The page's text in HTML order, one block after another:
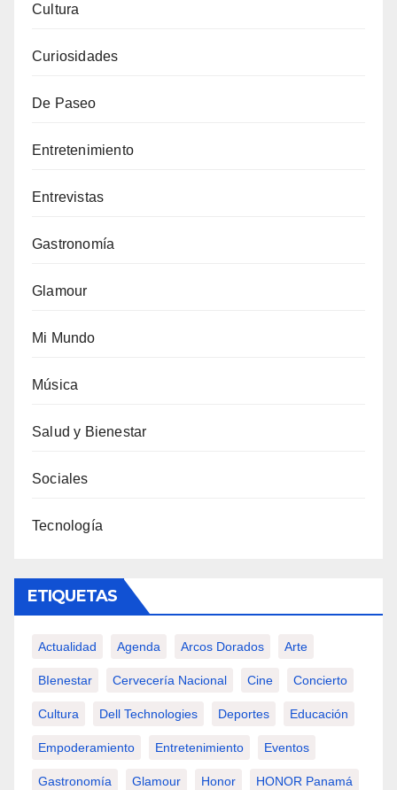
Cultura
Curiosidades
De Paseo
Entretenimiento
Entrevistas
Gastronomía
Glamour
Mi Mundo
Música
Salud y Bienestar
Sociales
Tecnología
ETIQUETAS
Actualidad Agenda Arcos Dorados Arte
BIenestar Cervecería Nacional Cine Concierto
Cultura Dell Technologies Deportes Educación
Empoderamiento Entretenimiento Eventos
Gastronomía Glamour Honor HONOR Panamá